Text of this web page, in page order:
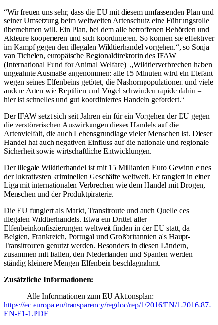
“Wir freuen uns sehr, dass die EU mit diesem umfassenden Plan und
seiner Umsetzung beim weltweiten Artenschutz eine Führungsrolle
übernehmen will. Ein Plan, bei dem alle betroffenen Behörden und
Akteure kooperieren und sich koordinieren. So können sie effektiver
im Kampf gegen den illegalen Wildtierhandel vorgehen.“, so Sonja
van Tichelen, europäische Regionaldirektorin des IFAW
(International Fund for Animal Welfare). „Wildtierverbrechen haben
ungeahnte Ausmaße angenommen: alle 15 Minuten wird ein Elefant
wegen seines Elfenbeins getötet, die Nashornpopulationen und viele
andere Arten wie Reptilien und Vögel schwinden rapide dahin –
hier ist schnelles und gut koordiniertes Handeln gefordert.“
Der IFAW setzt sich seit Jahren ein für ein Vorgehen der EU gegen
die zerstörerischen Auswirkungen dieses Handels auf die
Artenvielfalt, die auch Lebensgrundlage vieler Menschen ist. Dieser
Handel hat auch negativen Einfluss auf die nationale und regionale
Sicherheit sowie wirtschaftliche Entwicklungen.
Der illegale Wildtierhandel ist mit 15 Milliarden Euro Gewinn eines
der lukrativsten kriminellen Geschäfte weltweit. Er rangiert in einer
Liga mit internationalen Verbrechen wie dem Handel mit Drogen,
Menschen und der Produktpiraterie.
Die EU fungiert als Markt, Transitroute und auch Quelle des
illegalen Wildtierhandels. Etwa ein Drittel aller
Elfenbeinkonfiszierungen weltweit finden in der EU statt, da
Belgien, Frankreich, Portugal und Großbritannien als Haupt-
Transitrouten genutzt werden. Besonders in diesen Ländern,
zusammen mit Italien, den Niederlanden und Spanien werden
ständig kleinere Mengen Elfenbein beschlagnahmt.
Zusätzliche Informationen:
– Alle Informationen zum EU Aktionsplan:
https://ec.europa.eu/transparency/regdoc/rep/1/2016/EN/1-2016-87-
EN-F1-1.PDF